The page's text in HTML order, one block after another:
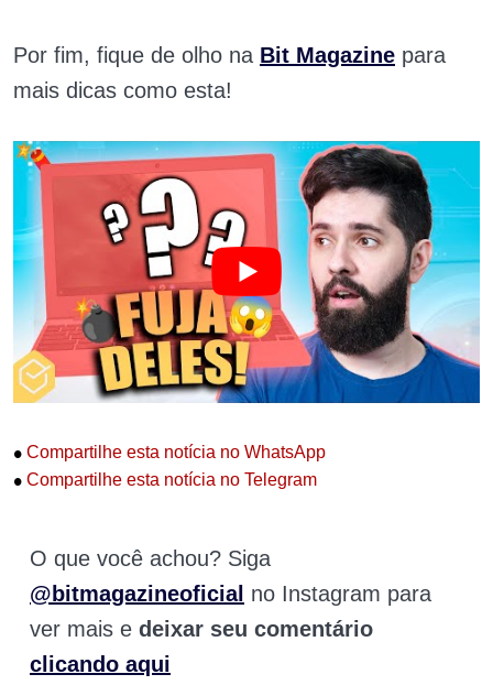
Por fim, fique de olho na Bit Magazine para
mais dicas como esta!
• Compartilhe esta notícia no WhatsApp
• Compartilhe esta notícia no Telegram
O que você achou? Siga
@bitmagazineoficial no Instagram para
ver mais e deixar seu comentário
clicando aqui